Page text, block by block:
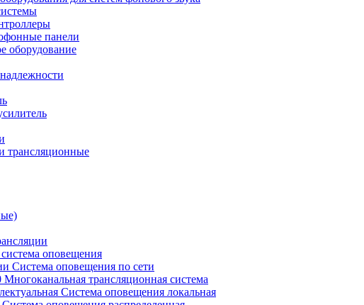
панели
оборудование
трансляционные
оповещения
Система оповещения по сети
трансляционная система
Система оповещения локальная